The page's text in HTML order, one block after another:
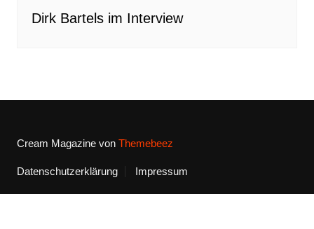
Dirk Bartels im Interview
Cream Magazine von Themebeez
Datenschutzerklärung Impressum